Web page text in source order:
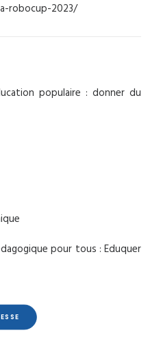
robocup-2023/
populaire : donner du
pour tous : Eduquer